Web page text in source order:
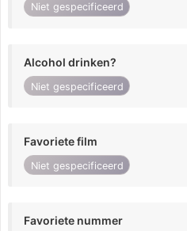
Niet gespecificeerd
Alcohol drinken?
Niet gespecificeerd
Favoriete film
Niet gespecificeerd
Favoriete nummer